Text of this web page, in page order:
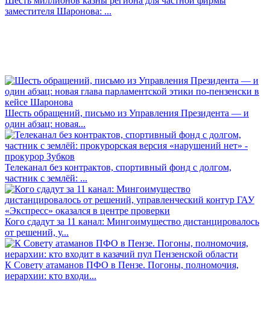
заместителя Шаронова: ...
Шесть обращений, письмо из Управления Президента — и
один абзац: новая...
Телеканал без контрактов, спортивный фонд с долгом,
частник с землёй: ...
Кого сдадут за 11 канал: Мингоимущество дистанцировалось
от решений, у...
К Совету атаманов ПФО в Пензе. Погоны, полномочия,
иерархии: кто входи...